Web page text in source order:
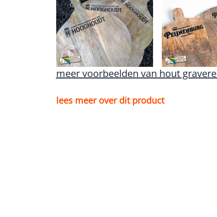
meer voorbeelden van hout
lees meer over dit product